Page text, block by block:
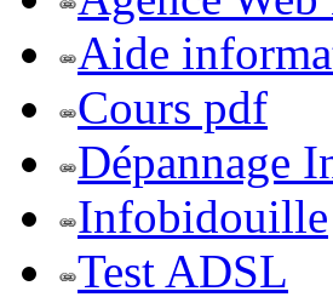
Aide
Cours pdf
Dépannage
Infobidouille
Test ADSL